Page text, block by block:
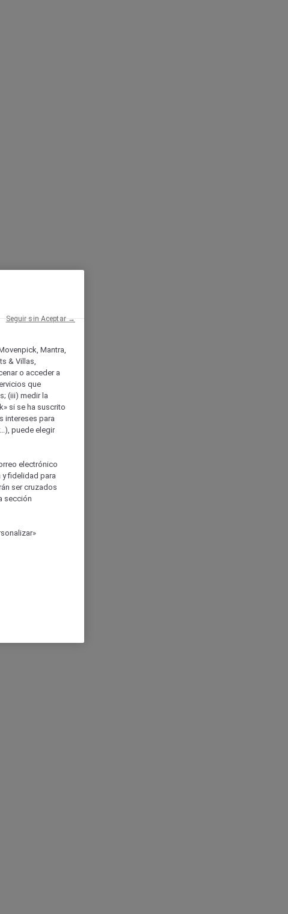
Mantra,
& Villas,
o acceder a
que
(iii) medir la
si se ha suscrito
intereses para
puede elegir
electrónico
y fidelidad para
ser cruzados
sección
Seguir sin Aceptar →